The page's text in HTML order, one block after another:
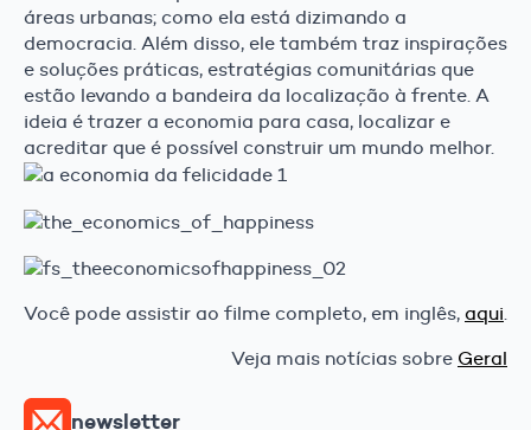
áreas urbanas; como ela está dizimando a
democracia. Além disso, ele também traz inspirações
e soluções práticas, estratégias comunitárias que
estão levando a bandeira da localização à frente. A
ideia é trazer a economia para casa, localizar e
acreditar que é possível construir um mundo melhor.
Você pode assistir ao filme completo, em inglês, aqui.
Veja mais notícias sobre Geral
newsletter